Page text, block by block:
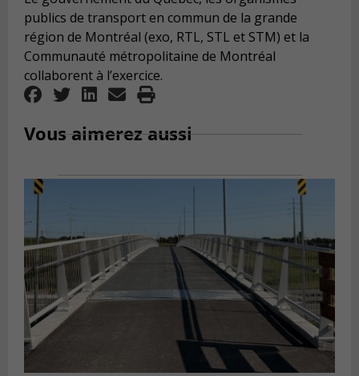
publics de transport en commun de la grande
région de Montréal (exo, RTL, STL et STM) et la
Communauté métropolitaine de Montréal
collaborent à l’exercice.
Vous aimerez aussi